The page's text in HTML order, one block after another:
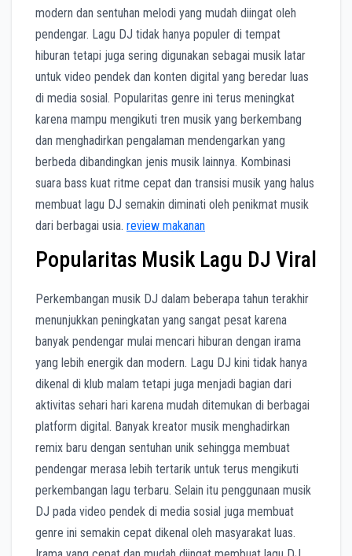
modern dan sentuhan melodi yang mudah diingat oleh
pendengar. Lagu DJ tidak hanya populer di tempat
hiburan tetapi juga sering digunakan sebagai musik latar
untuk video pendek dan konten digital yang beredar luas
di media sosial. Popularitas genre ini terus meningkat
karena mampu mengikuti tren musik yang berkembang
dan menghadirkan pengalaman mendengarkan yang
berbeda dibandingkan jenis musik lainnya. Kombinasi
suara bass kuat ritme cepat dan transisi musik yang halus
membuat lagu DJ semakin diminati oleh penikmat musik
dari berbagai usia. review makanan
Popularitas Musik Lagu DJ Viral
Perkembangan musik DJ dalam beberapa tahun terakhir
menunjukkan peningkatan yang sangat pesat karena
banyak pendengar mulai mencari hiburan dengan irama
yang lebih energik dan modern. Lagu DJ kini tidak hanya
dikenal di klub malam tetapi juga menjadi bagian dari
aktivitas sehari hari karena mudah ditemukan di berbagai
platform digital. Banyak kreator musik menghadirkan
remix baru dengan sentuhan unik sehingga membuat
pendengar merasa lebih tertarik untuk terus mengikuti
perkembangan lagu terbaru. Selain itu penggunaan musik
DJ pada video pendek di media sosial juga membuat
genre ini semakin cepat dikenal oleh masyarakat luas.